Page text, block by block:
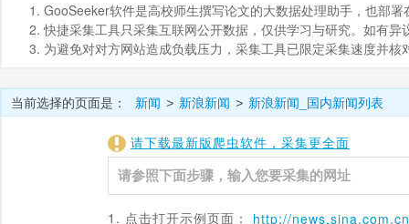
1. GooSeeker软件是高校师生撰写论文的大数据处理助手，也部
2. 快捷采集工具只采集互联网公开数据，仅供学习与研究。如有
3. 为避免对对方网站造成负载压力，采集工具已限定采集速度并
当前选择的页面是： 新闻 > 新浪新闻 > 新浪新闻_国内新闻列表
请下载最新版爬虫软件，采集更全面
1. 点击打开示例页面： http://news.sina.com.cn